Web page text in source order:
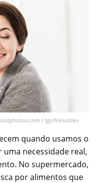
/ IgorVetushko
quando usamos o
necessidade real,
No supermercado,
por alimentos que